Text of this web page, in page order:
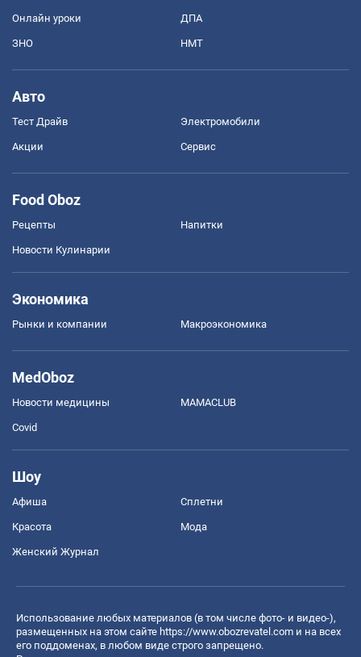
Онлайн уроки ДПА
ЗНО НМТ
Авто
Тест Драйв Электромобили
Акции Сервис
Food Oboz
Рецепты Напитки
Новости Кулинарии
Экономика
Рынки и компании Mакроэкономика
MedOboz
Новости медицины MAMACLUB
Covid
Шоу
Афиша Сплетни
Красота Мода
Женский Журнал
Использование любых материалов (в том числе фото- и видео-),
размещенных на этом сайте https://www.obozrevatel.com и на всех
его поддоменах, в любом виде строго запрещено.